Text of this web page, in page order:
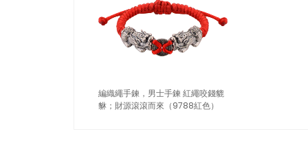
編織繩手鍊，男士手鍊 紅繩咬錢貔
貅；財源滾滾而來（9788紅色）